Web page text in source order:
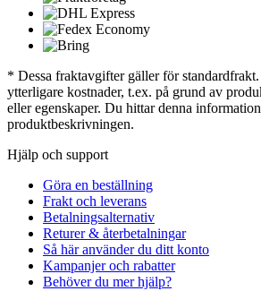
* Dessa fraktavgifter gäller för
ytterligare kostnader, t.ex. på grund av
eller egenskaper. Du hittar denna
produktbeskrivningen.
Hjälp och support
Göra en beställning
Frakt och leverans
Betalningsalternativ
Returer & återbetalningar
Så här använder du ditt konto
Kampanjer och rabatter
Behöver du mer hjälp?